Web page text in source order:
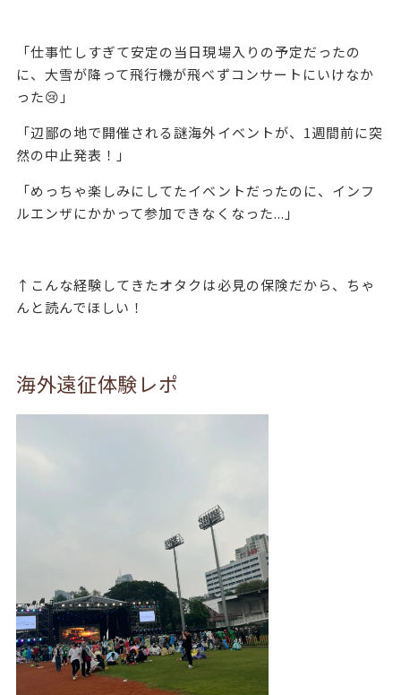
「仕事忙しすぎて安定の当日現場入りの予定だったの
に、大雪が降って飛行機が飛べずコンサートにいけなか
った😢」
「辺鄙の地で開催される謎海外イベントが、1週間前に突
然の中止発表！」
「めっちゃ楽しみにしてたイベントだったのに、インフ
ルエンザにかかって参加できなくなった...」
↑こんな経験してきたオタクは必見の保険だから、ちゃ
んと読んでほしい！
海外遠征体験レポ